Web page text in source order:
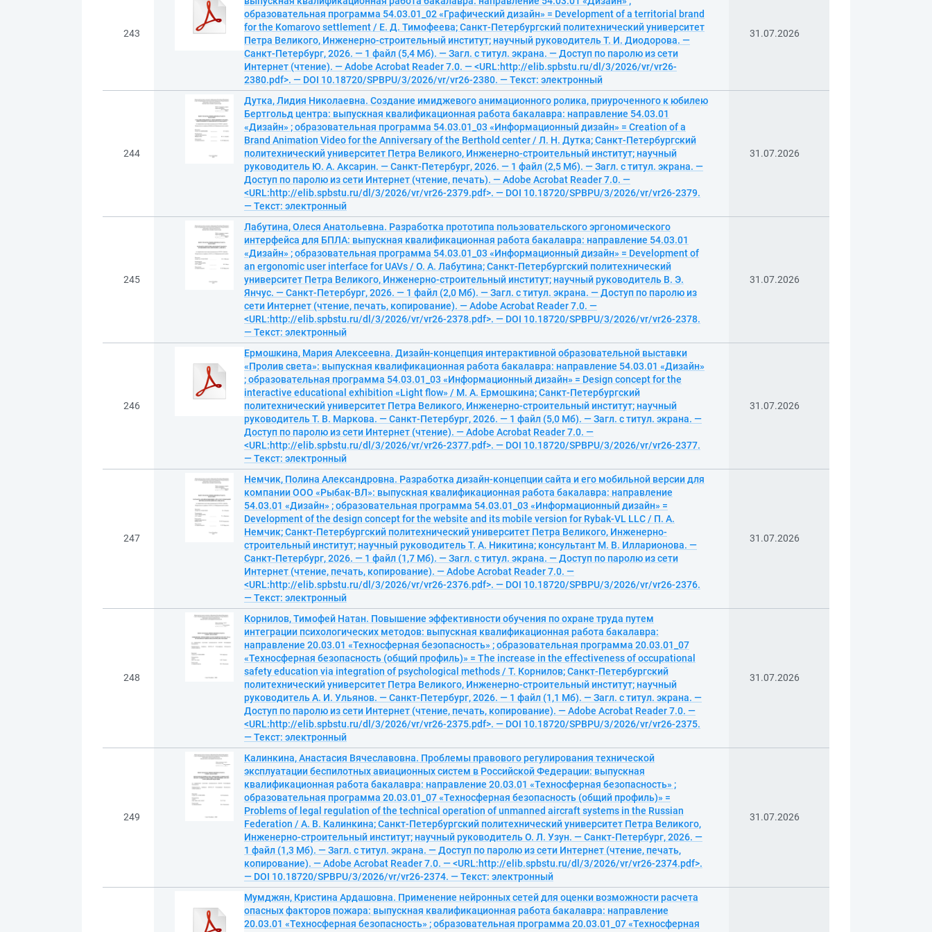
243
образовательная программа 54.03.01_02 «Графический дизайн» = Development of a territorial brand
for the Komarovo settlement / Е. Д. Тимофеева; Санкт-Петербургский политехнический университет
Петра Великого, Инженерно-строительный институт; научный руководитель Т. И. Диодорова. —
Санкт-Петербург, 2026. — 1 файл (5,4 Мб). — Загл. с титул. экрана. — Доступ по паролю из сети
Интернет (чтение). — Adobe Acrobat Reader 7.0. — <URL:http://elib.spbstu.ru/dl/3/2026/vr/vr26-
2380.pdf>. — DOI 10.18720/SPBPU/3/2026/vr/vr26-2380. — Текст: электронный
31.07.2026
244
Дутка, Лидия Николаевна. Создание имиджевого анимационного ролика, приуроченного к юбилею
Бертгольд центра: выпускная квалификационная работа бакалавра: направление 54.03.01
«Дизайн» ; образовательная программа 54.03.01_03 «Информационный дизайн» = Creation of a
Brand Animation Video for the Anniversary of the Berthold center / Л. Н. Дутка; Санкт-Петербургский
политехнический университет Петра Великого, Инженерно-строительный институт; научный
руководитель Ю. А. Аксарин. — Санкт-Петербург, 2026. — 1 файл (2,5 Мб). — Загл. с титул. экрана. —
Доступ по паролю из сети Интернет (чтение, печать). — Adobe Acrobat Reader 7.0. —
<URL:http://elib.spbstu.ru/dl/3/2026/vr/vr26-2379.pdf>. — DOI 10.18720/SPBPU/3/2026/vr/vr26-2379.
— Текст: электронный
31.07.2026
245
Лабутина, Олеся Анатольевна. Разработка прототипа пользовательского эргономического
интерфейса для БПЛА: выпускная квалификационная работа бакалавра: направление 54.03.01
«Дизайн» ; образовательная программа 54.03.01_03 «Информационный дизайн» = Development of
an ergonomic user interface for UAVs / О. А. Лабутина; Санкт-Петербургский политехнический
университет Петра Великого, Инженерно-строительный институт; научный руководитель В. Э.
Янчус. — Санкт-Петербург, 2026. — 1 файл (2,0 Мб). — Загл. с титул. экрана. — Доступ по паролю из
сети Интернет (чтение, печать, копирование). — Adobe Acrobat Reader 7.0. —
<URL:http://elib.spbstu.ru/dl/3/2026/vr/vr26-2378.pdf>. — DOI 10.18720/SPBPU/3/2026/vr/vr26-2378.
— Текст: электронный
31.07.2026
246
Ермошкина, Мария Алексеевна. Дизайн-концепция интерактивной образовательной выставки
«Пролив света»: выпускная квалификационная работа бакалавра: направление 54.03.01 «Дизайн»
; образовательная программа 54.03.01_03 «Информационный дизайн» = Design concept for the
interactive educational exhibition «Light flow» / М. А. Ермошкина; Санкт-Петербургский
политехнический университет Петра Великого, Инженерно-строительный институт; научный
руководитель Т. В. Маркова. — Санкт-Петербург, 2026. — 1 файл (5,0 Мб). — Загл. с титул. экрана. —
Доступ по паролю из сети Интернет (чтение). — Adobe Acrobat Reader 7.0. —
<URL:http://elib.spbstu.ru/dl/3/2026/vr/vr26-2377.pdf>. — DOI 10.18720/SPBPU/3/2026/vr/vr26-2377.
— Текст: электронный
31.07.2026
247
Немчик, Полина Александровна. Разработка дизайн-концепции сайта и его мобильной версии для
компании ООО «Рыбак-ВЛ»: выпускная квалификационная работа бакалавра: направление
54.03.01 «Дизайн» ; образовательная программа 54.03.01_03 «Информационный дизайн» =
Development of the design concept for the website and its mobile version for Rybak-VL LLC / П. А.
Немчик; Санкт-Петербургский политехнический университет Петра Великого, Инженерно-
строительный институт; научный руководитель Т. А. Никитина; консультант М. В. Илларионова. —
Санкт-Петербург, 2026. — 1 файл (1,7 Мб). — Загл. с титул. экрана. — Доступ по паролю из сети
Интернет (чтение, печать, копирование). — Adobe Acrobat Reader 7.0. —
<URL:http://elib.spbstu.ru/dl/3/2026/vr/vr26-2376.pdf>. — DOI 10.18720/SPBPU/3/2026/vr/vr26-2376.
— Текст: электронный
31.07.2026
248
Корнилов, Тимофей Натан. Повышение эффективности обучения по охране труда путем
интеграции психологических методов: выпускная квалификационная работа бакалавра:
направление 20.03.01 «Техносферная безопасность» ; образовательная программа 20.03.01_07
«Техносферная безопасность (общий профиль)» = The increase in the effectiveness of occupational
safety education via integration of psychological methods / Т. Корнилов; Санкт-Петербургский
политехнический университет Петра Великого, Инженерно-строительный институт; научный
руководитель А. И. Ульянов. — Санкт-Петербург, 2026. — 1 файл (1,1 Мб). — Загл. с титул. экрана. —
Доступ по паролю из сети Интернет (чтение, печать, копирование). — Adobe Acrobat Reader 7.0. —
<URL:http://elib.spbstu.ru/dl/3/2026/vr/vr26-2375.pdf>. — DOI 10.18720/SPBPU/3/2026/vr/vr26-2375.
— Текст: электронный
31.07.2026
249
Калинкина, Анастасия Вячеславовна. Проблемы правового регулирования технической
эксплуатации беспилотных авиационных систем в Российской Федерации: выпускная
квалификационная работа бакалавра: направление 20.03.01 «Техносферная безопасность» ;
образовательная программа 20.03.01_07 «Техносферная безопасность (общий профиль)» =
Problems of legal regulation of the technical operation of unmanned aircraft systems in the Russian
Federation / А. В. Калинкина; Санкт-Петербургский политехнический университет Петра Великого,
Инженерно-строительный институт; научный руководитель О. Л. Узун. — Санкт-Петербург, 2026. —
1 файл (1,3 Мб). — Загл. с титул. экрана. — Доступ по паролю из сети Интернет (чтение, печать,
копирование). — Adobe Acrobat Reader 7.0. — <URL:http://elib.spbstu.ru/dl/3/2026/vr/vr26-2374.pdf>.
— DOI 10.18720/SPBPU/3/2026/vr/vr26-2374. — Текст: электронный
31.07.2026
Мумджян, Кристина Ардашовна. Применение нейронных сетей для оценки возможности расчета
опасных факторов пожара: выпускная квалификационная работа бакалавра: направление
20.03.01 «Техносферная безопасность» ; образовательная программа 20.03.01_07 «Техносферная